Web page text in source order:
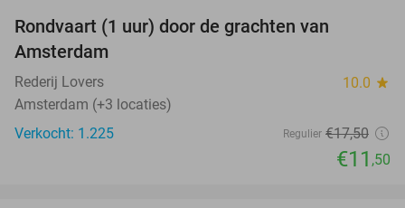
Rondvaart (1 uur) door de grachten van
Amsterdam
Rederij Lovers 10.0 star
Amsterdam (+3 locaties)
Verkocht: 1.225
Regulier €17,50
€11 ,50